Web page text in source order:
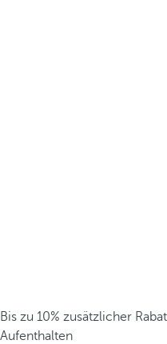
Bis zu 10% zusätzlicher
Aufenthalten